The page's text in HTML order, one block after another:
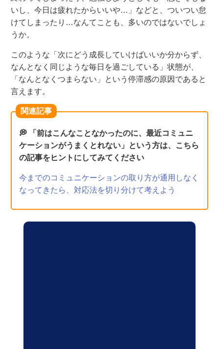
いし、今日は疲れたからいいや…」などと、ついつい怠
けてし まったり …なんてことも、多いのではないでしょ
うか。
このような 「次にどう成長していけばいいか分からず、
なんとなく 同じような毎日を過ごしている」状態が、
「なんとなくつまらない」という停滞感の原因である と
言えます。
関連記事
💭 「前はこんなことなかったのに、最近コミュニ
ケーションがうまくとれない」という方は、こちら
の記事をヒントにしてみてください
今までのコミュニケーションの取り方が通用しなく
なってきたら、対応法を切り分けて考えよう